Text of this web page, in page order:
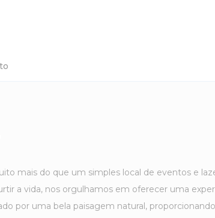
mais do que um simples local de eventos e
a vida, nos orgulhamos em oferecer uma
por uma bela paisagem natural,